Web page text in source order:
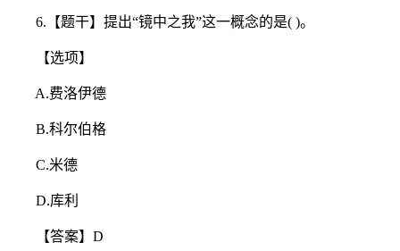
6.【题干】提出“镜中之我”这一概念的是( )。
【选项】
A.费洛伊德
B.科尔伯格
C.米德
D.库利
【答案】D